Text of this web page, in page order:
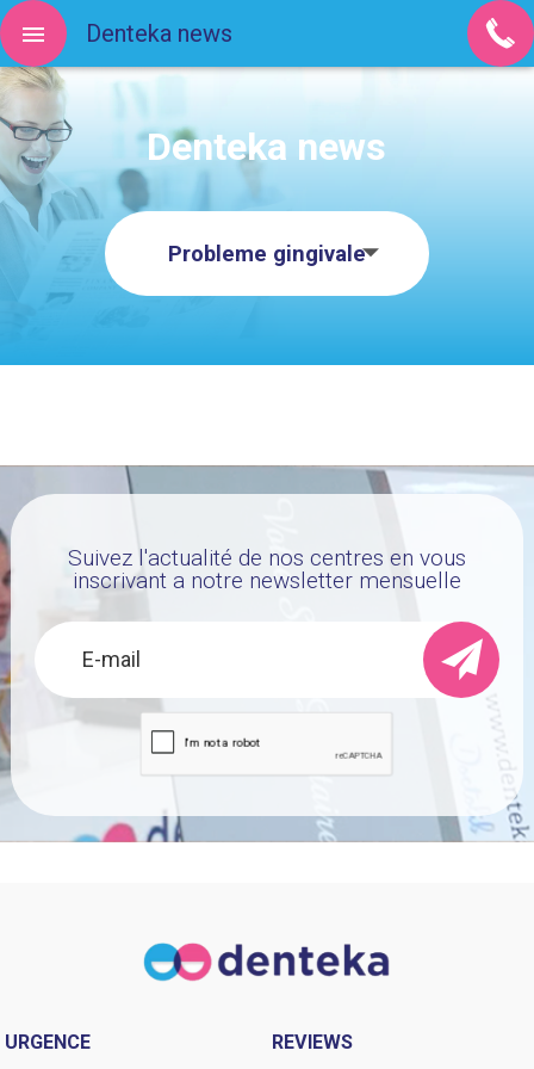
Denteka news
Probleme gingivale
Suivez l'actualité de nos centres en vous
inscrivant a notre newsletter mensuelle
URGENCE REVIEWS
Denteka news